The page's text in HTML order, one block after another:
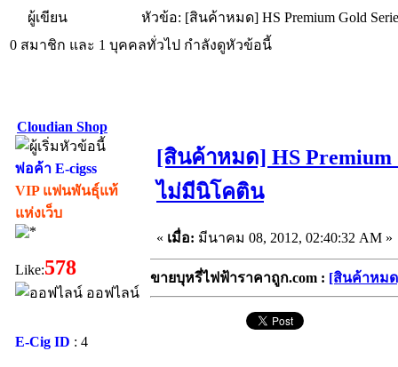
ผู้เขียน
หัวข้อ: [สินค้าหมด] HS Premium Gold
0 สมาชิก และ 1 บุคคลทั่วไป กำลังดูหัวข้อนี้
Cloudian Shop
พ่อค้า E-cigss
VIP แฟนพันธุ์แท้
แห่งเว็บ
Like:578
ออฟไลน์
E-Cig ID : 4
[สินค้าหมด] HS Premium
ไม่มีนิโคติน
« เมื่อ: มีนาคม 08, 2012, 02:40:32 AM »
ขายบุหรี่ไฟฟ้าราคาถูก.com : [สินค้าหมด